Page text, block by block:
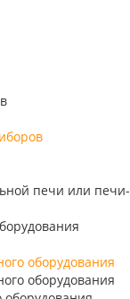
печи или печи-
оборудования
оборудования